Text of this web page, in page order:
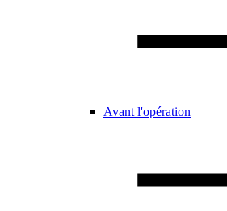
Avant l'opération